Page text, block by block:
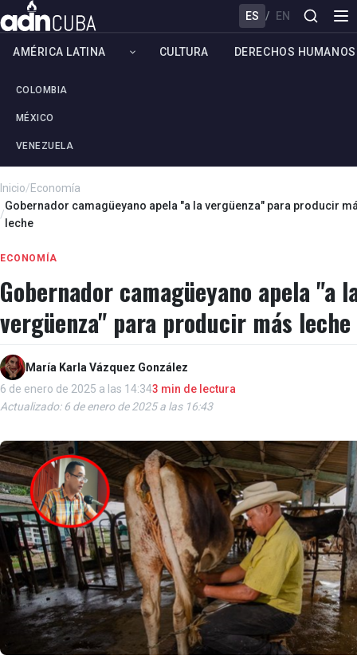
ES / EN
AMÉRICA LATINA
COLOMBIA
MÉXICO
VENEZUELA
CULTURA DERECHOS HUMANOS
Inicio/Economía
/
Gobernador camagüeyano apela "a la vergüenza" para producir
leche
ECONOMÍA
Gobernador camagüeyano apela "a
vergüenza" para producir más leche
María Karla Vázquez González
6 de enero de 2025 a las 14:343 min de lectura
Actualizado: 6 de enero de 2025 a las 16:43